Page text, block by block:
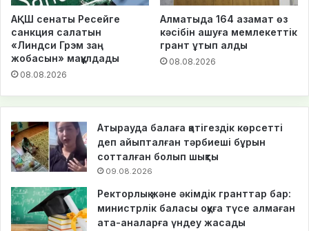
АҚШ сенаты Ресейге
санкция салатын
«Линдси Грэм заң
жобасын» мақұлдады
08.08.2026
Алматыда 164 азамат өз
кәсібін ашуға мемлекеттік
грант ұтып алды
08.08.2026
Атырауда балаға қатігездік көрсетті
деп айыпталған тәрбиеші бұрын
сотталған болып шықты
09.08.2026
Ректорлық және әкімдік гранттар бар:
министрлік баласы оқуға түсе алмаған
ата-аналарға үндеу жасады